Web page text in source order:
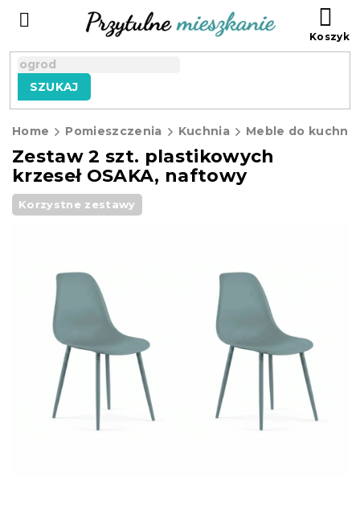
SZUKAJ
Home Pomieszczenia Kuchnia Meble do kuchni
Zestaw 2 szt. plastikowych
krzeseł OSAKA, naftowy
Korzystne zestawy